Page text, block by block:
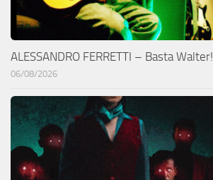
ALESSANDRO FERRETTI – Basta Walter!
06/08/2026